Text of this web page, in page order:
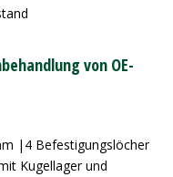
von OE-
|4 Befestigungslöcher
Kugellager und